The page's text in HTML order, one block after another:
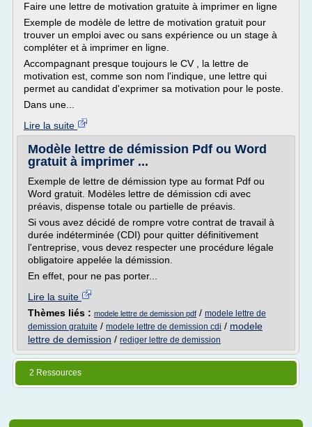
Faire une lettre de motivation gratuite à imprimer en ligne
Exemple de modèle de lettre de motivation gratuit pour
trouver un emploi avec ou sans expérience ou un stage à
compléter et à imprimer en ligne.
Accompagnant presque toujours le CV , la lettre de
motivation est, comme son nom l'indique, une lettre qui
permet au candidat d'exprimer sa motivation pour le poste.
Dans une...
Lire la suite
Modèle lettre de démission Pdf ou Word
gratuit à imprimer ...
Exemple de lettre de démission type au format Pdf ou
Word gratuit. Modèles lettre de démission cdi avec
préavis, dispense totale ou partielle de préavis.
Si vous avez décidé de rompre votre contrat de travail à
durée indéterminée (CDI) pour quitter définitivement
l'entreprise, vous devez respecter une procédure légale
obligatoire appelée la démission.
En effet, pour ne pas porter...
Lire la suite
Thèmes liés : modele lettre de demission pdf / modele lettre de
demission gratuite / modele lettre de demission cdi / modele
lettre de demission / rediger lettre de demission
2 Ressources